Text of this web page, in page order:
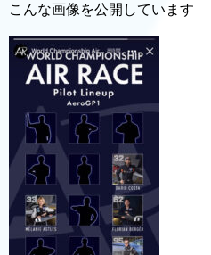
こんな画像を公開しています